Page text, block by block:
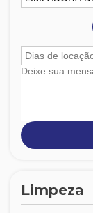
Limpeza